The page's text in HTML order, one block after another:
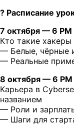
? Расписание
7 октября — 6 PM
Кто такие
— Белые, чёрные
— Реальные
8 октября — 6 PM
Карьера в
названием
— Роли и
— Шаги для